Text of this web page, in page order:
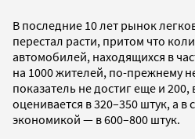
В последние 10 лет рынок
перестал расти, притом что
автомобилей, находящихся в
на 1000 жителей, по-прежнему
показатель не достиг еще и 200,
оценивается в 320–350 штук, а в
экономикой — в 600–800 штук.